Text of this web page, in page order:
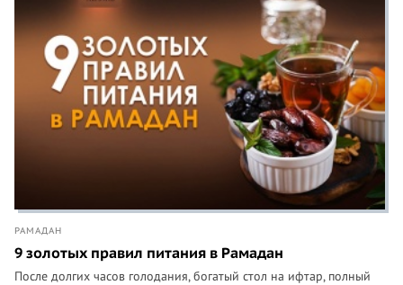
РАМАДАН
9 золотых правил питания в Рамадан
После долгих часов голодания, богатый стол на ифтар, полный